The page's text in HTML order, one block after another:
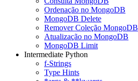
Ordenação no MongoDB
MongoDB Delete
Remover Coleção MongoDB
Atualização no MongoDB
MongoDB Limit
Intermediate Python
f-Strings
Type Hints